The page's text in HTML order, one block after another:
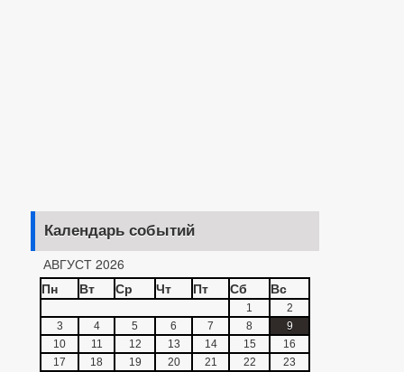
Календарь событий
АВГУСТ 2026
Пн
Вт Ср Чт Пт Сб Вс
1
2
3
4 5 6 7 8
9
10
11 12 13 14 15
16
17
18 19 20 21 22
23